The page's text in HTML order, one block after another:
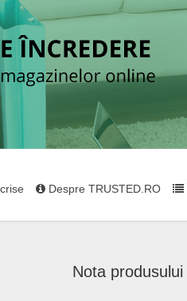
Despre TRUSTED.RO
Nota produsului